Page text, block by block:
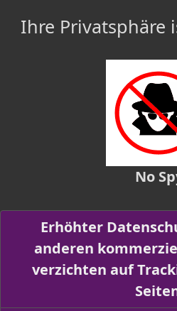
Ihre Privatsphäre
No
Erhöhter
anderen
verzichten auf